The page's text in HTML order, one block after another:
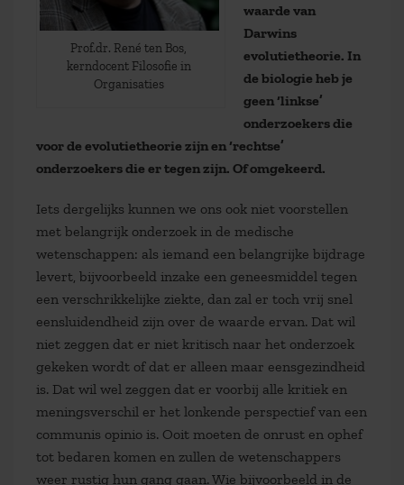
Prof.dr. René ten Bos,
kerndocent Filosofie in
Organisaties
waarde van
Darwins
evolutietheorie. In
de biologie heb je
geen ‘linkse’
onderzoekers die
voor de evolutietheorie zijn en ‘rechtse’
onderzoekers die er tegen zijn. Of omgekeerd.
Iets dergelijks kunnen we ons ook niet voorstellen
met belangrijk onderzoek in de medische
wetenschappen: als iemand een belangrijke bijdrage
levert, bijvoorbeeld inzake een geneesmiddel tegen
een verschrikkelijke ziekte, dan zal er toch vrij snel
eensluidendheid zijn over de waarde ervan. Dat wil
niet zeggen dat er niet kritisch naar het onderzoek
gekeken wordt of dat er alleen maar eensgezindheid
is. Dat wil wel zeggen dat er voorbij alle kritiek en
meningsverschil er het lonkende perspectief van een
communis opinio is. Ooit moeten de onrust en ophef
tot bedaren komen en zullen de wetenschappers
weer rustig hun gang gaan. Wie bijvoorbeeld in de